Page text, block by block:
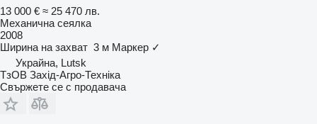
13 000 € ≈ 25 470 лв.
Механична сеялка
2008
Ширина на захват 3 м Маркер ✓
Украйна, Lutsk
ТзОВ Захід-Агро-Техніка
Свържете се с продавача